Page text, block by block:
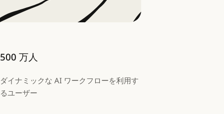
500 万人
ダイナミックな AI ワークフローを利用す
るユーザー